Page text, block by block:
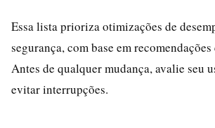
Essa lista prioriza otimizações de
segurança, com base em
Antes de qualquer mudança, avalie seu
evitar interrupções.